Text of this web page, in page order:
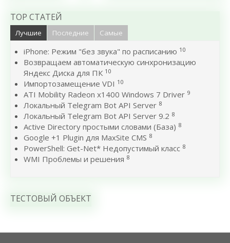
TOP СТАТЕЙ
Лучшие Последние Самые
iPhone: Режим "без звука" по расписанию 10
Возвращаем автоматическую синхронизацию
Яндекс Диска для ПК 10
Импортозамещение VDI 10
ATI Mobility Radeon x1400 Windows 7 Driver 9
Локальный Telegram Bot API Server 8
Локальный Telegram Bot API Server 9.2 8
Active Directory простыми словами (База) 8
Google +1 Plugin для MaxSite CMS 8
PowerShell: Get-Net* Недопустимый класс 8
WMI Проблемы и решения 8
ТЕСТОВЫЙ ОБЪЕКТ